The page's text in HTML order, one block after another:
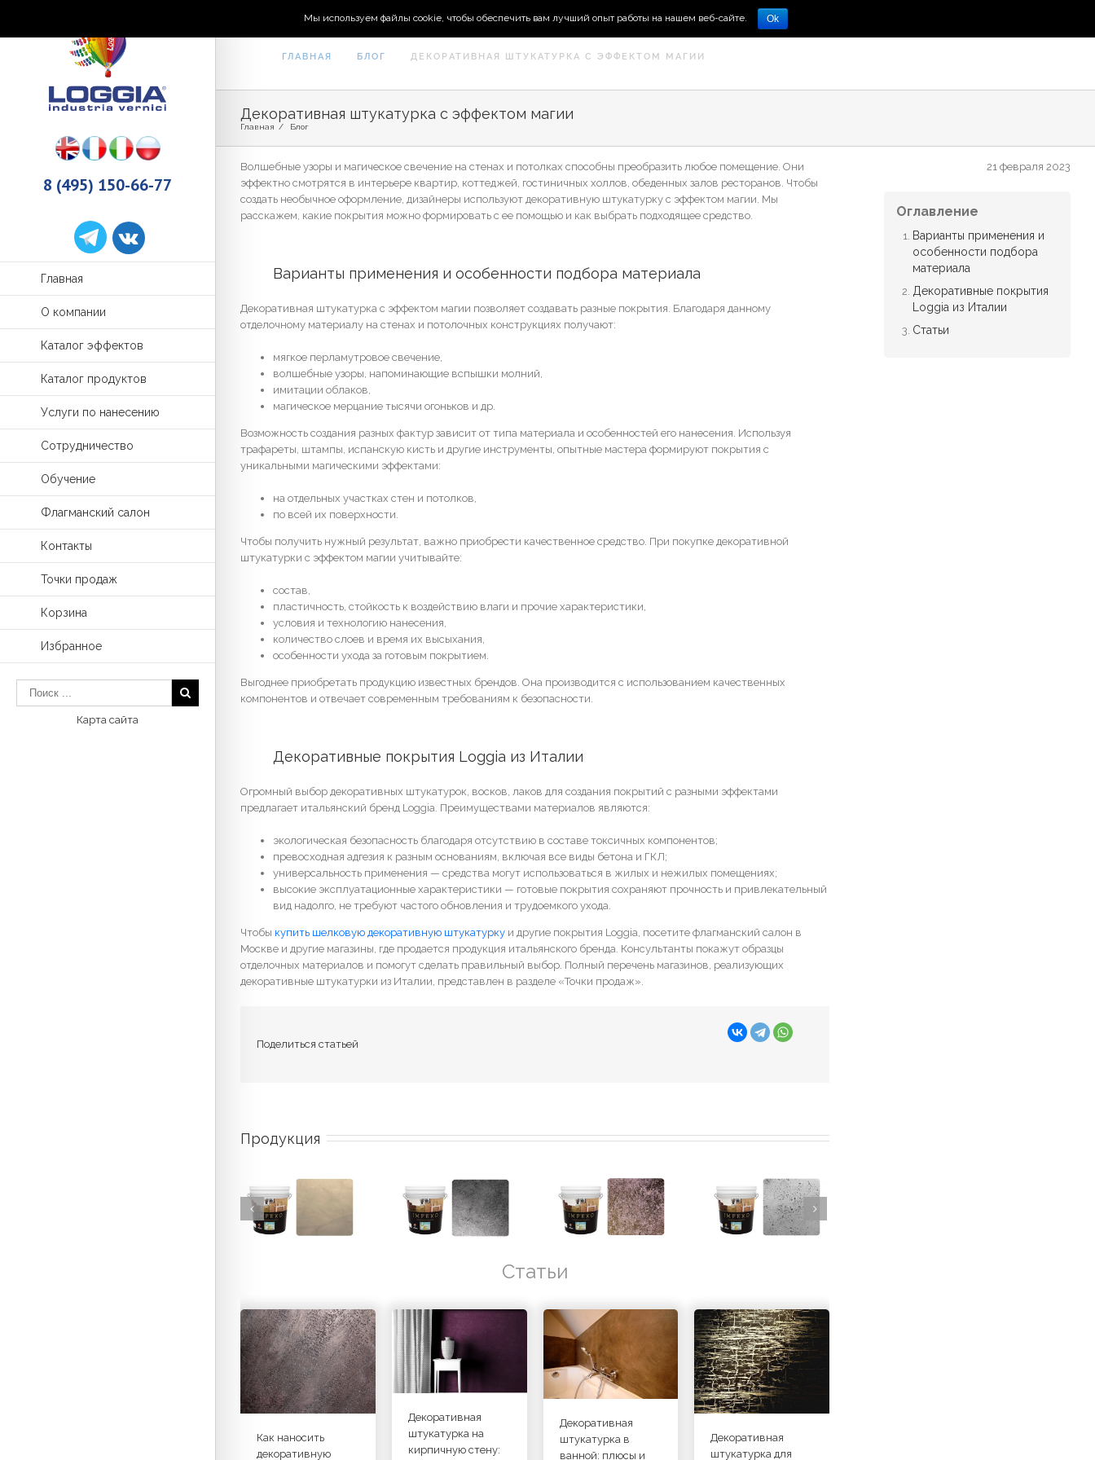
8 (495) 150-66-77
Главная
О компании
Каталог эффектов
Каталог продуктов
Услуги по нанесению
Сотрудничество
Обучение
Флагманский салон
Контакты
Точки продаж
Корзина
Избранное
Карта сайта
ГЛАВНАЯ БЛОГ ДЕКОРАТИВНАЯ ШТУКАТУРКА С ЭФФЕКТОМ МАГИИ
Декоративная штукатурка с эффектом магии
Главная / Блог
Волшебные узоры и магическое свечение на стенах и потолках способны преобразить любое помещение. Они
эффектно смотрятся в интерьере квартир, коттеджей, гостиничных холлов, обеденных залов ресторанов. Чтобы
создать необычное оформление, дизайнеры используют декоративную штукатурку с эффектом магии. Мы
расскажем, какие покрытия можно формировать с ее помощью и как выбрать подходящее средство.
	Варианты применения и особенности подбора материала
Декоративная штукатурка с эффектом магии позволяет создавать разные покрытия. Благодаря данному
отделочному материалу на стенах и потолочных конструкциях получают:
мягкое перламутровое свечение,
волшебные узоры, напоминающие вспышки молний,
имитации облаков,
магическое мерцание тысячи огоньков и др.
Возможность создания разных фактур зависит от типа материала и особенностей его нанесения. Используя
трафареты, штампы, испанскую кисть и другие инструменты, опытные мастера формируют покрытия с
уникальными магическими эффектами:
на отдельных участках стен и потолков,
по всей их поверхности.
Чтобы получить нужный результат, важно приобрести качественное средство. При покупке декоративной
штукатурки с эффектом магии учитывайте:
состав,
пластичность, стойкость к воздействию влаги и прочие характеристики,
условия и технологию нанесения,
количество слоев и время их высыхания,
особенности ухода за готовым покрытием.
Выгоднее приобретать продукцию известных брендов. Она производится с использованием качественных
компонентов и отвечает современным требованиям к безопасности.
	Декоративные покрытия Loggia из Италии
Огромный выбор декоративных штукатурок, восков, лаков для создания покрытий с разными эффектами
предлагает итальянский бренд Loggia. Преимуществами материалов являются:
экологическая безопасность благодаря отсутствию в составе токсичных компонентов;
превосходная адгезия к разным основаниям, включая все виды бетона и ГКЛ;
универсальность применения — средства могут использоваться в жилых и нежилых помещениях;
высокие эксплуатационные характеристики — готовые покрытия сохраняют прочность и привлекательный
вид надолго, не требуют частого обновления и трудоемкого ухода.
Чтобы купить шелковую декоративную штукатурку и другие покрытия Loggia, посетите флагманский салон в
Москве и другие магазины, где продается продукция итальянского бренда. Консультанты покажут образцы
отделочных материалов и помогут сделать правильный выбор. Полный перечень магазинов, реализующих
декоративные штукатурки из Италии, представлен в разделе «Точки продаж».
Поделиться статьей
Продукция
Фактурная
TRASPARENTE
0,75 л
Флоковое
золотые
блестки
0,2 л
Флоковое
Флоковое
блестки
Статьи
Как наносить
декоративную
Декоративная
штукатурка на
кирпичную стену:
Декоративная
штукатурка в
ванной: плюсы и
Декоративная
штукатурка для
21 февраля 2023
Оглавление
Варианты применения и
особенности подбора
материала
Декоративные покрытия
Loggia из Италии
Статьи
Мы используем файлы cookie, чтобы обеспечить вам лучший опыт работы на нашем веб-сайте. Ok